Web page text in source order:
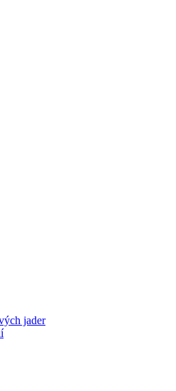
jader